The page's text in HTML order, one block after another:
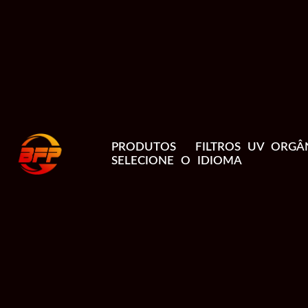
PRODUTOS
FILTROS UV
SELECIONE O IDIOMA